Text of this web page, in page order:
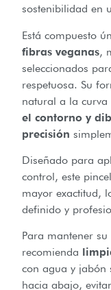
sostenibilidad en
Está compuesto
fibras veganas,
seleccionados
respetuosa. Su
natural a la
el contorno y
precisión
Diseñado para
control, este
mayor exactitud,
definido y
Para mantener
recomienda
con agua y jabón
hacia abajo,